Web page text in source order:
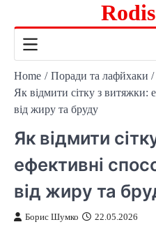
content
Home
Поради та лафйхаки
Як відмити сітку з витяжки:
від жиру та бруду
Як відмити
ефективні
від жиру та
Борис Шумко 22.05.2026